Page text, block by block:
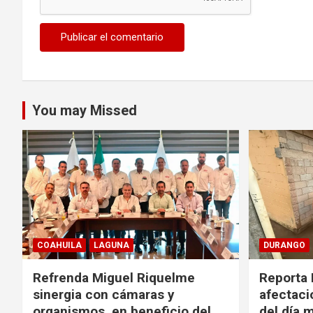
You may Missed
COAHUILA LAGUNA
Refrenda Miguel Riquelme
sinergia con cámaras y
DURANGO
Reporta